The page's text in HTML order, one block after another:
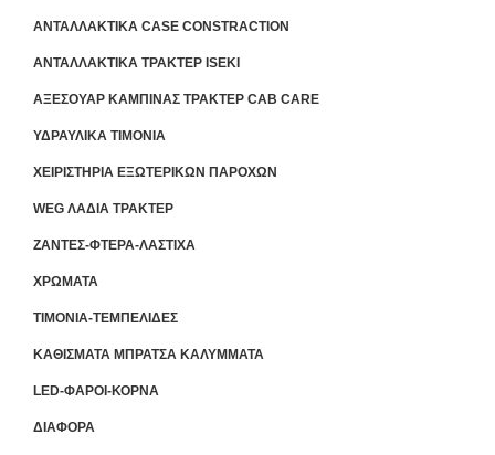
ΑΝΤΑΛΛΑΚΤΙΚΑ CASE CONSTRACTION
ΑΝΤΑΛΛΑΚΤΙΚΑ ΤΡΑΚΤΕΡ ISEKI
ΑΞΕΣΟΥΑΡ ΚΑΜΠΙΝΑΣ ΤΡΑΚΤΕΡ CAB CARE
ΥΔΡΑΥΛΙΚΑ ΤΙΜΟΝΙΑ
ΧΕΙΡΙΣΤΗΡΙA ΕΞΩΤΕΡΙΚΩΝ ΠΑΡΟΧΩΝ
WEG ΛΑΔΙΑ ΤΡΑΚΤΕΡ
ΖΑΝΤΕΣ-ΦΤΕΡΑ-ΛΑΣΤΙΧΑ
ΧΡΩΜΑΤΑ
ΤΙΜΟΝΙΑ-ΤΕΜΠΕΛΙΔΕΣ
ΚΑΘΙΣΜΑΤΑ ΜΠΡΑΤΣΑ ΚΑΛΥΜΜΑΤΑ
LED-ΦΑΡΟΙ-ΚΟΡΝΑ
ΔΙΑΦΟΡΑ